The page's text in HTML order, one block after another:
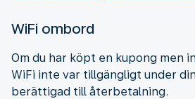
WiFi ombord
Om du har köpt en kupong men
WiFi inte var tillgängligt under
berättigad till återbetalning.